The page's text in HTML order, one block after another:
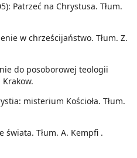
Patrzeć na Chrystusa. Tłum.
w chrześcijaństwo. Tłum. Z.
do posoborowej teologii
misterium Kościoła. Tłum.
świata. Tłum. A. Kempfi .